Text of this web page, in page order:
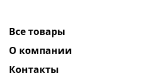
Все товары
О компании
Контакты